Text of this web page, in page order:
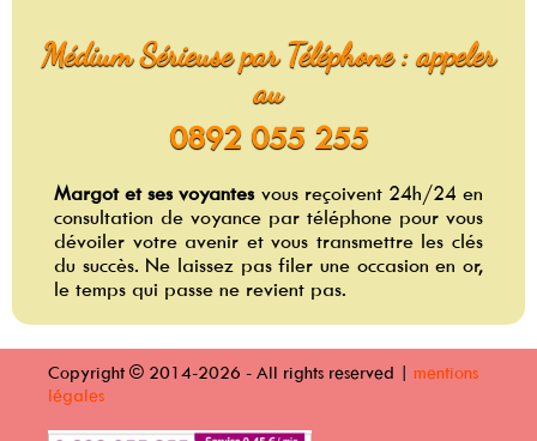
Médium Sérieuse par Téléphone : appeler
au
0892 055 255
Margot et ses voyantesvous reçoivent 24h/24 en
consultation de voyance par téléphone pour vous
dévoiler votre avenir et vous transmettre les clés
du succès. Ne laissez pas filer une occasion en or,
le temps qui passe ne revient pas.
Copyright © 2014-2026 - All rights reserved | mentions
légales